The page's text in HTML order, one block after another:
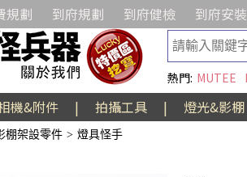
規劃 到府規劃 到府健檢 到府安裝
熱門: MUTEE
機&附件 | 拍攝工具 | 燈光&影棚
棚架設零件 > 燈具怪手